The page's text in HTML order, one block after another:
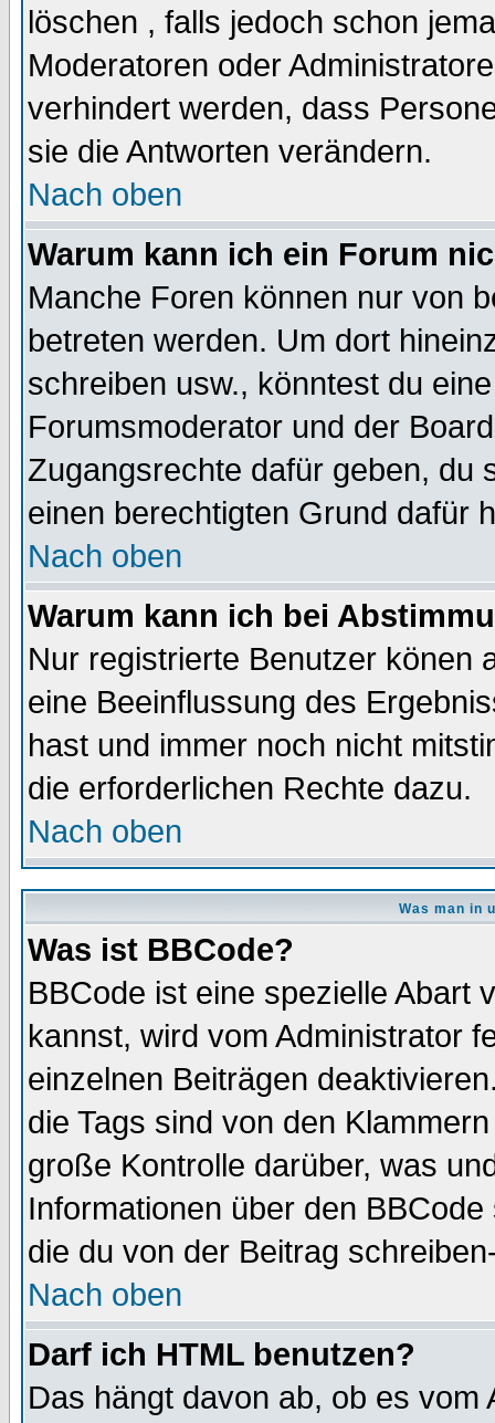
löschen , falls jedoch schon
Moderatoren oder
verhindert werden, dass
sie die Antworten verändern.
Nach oben
Warum kann ich ein Forum
Manche Foren können nur von
betreten werden. Um dort
schreiben usw., könntest du
Forumsmoderator und der
Zugangsrechte dafür geben, du
einen berechtigten Grund dafür
Nach oben
Warum kann ich bei
Nur registrierte Benutzer könen
eine Beeinflussung des
hast und immer noch nicht
die erforderlichen Rechte dazu.
Nach oben
Was man in
Was ist BBCode?
BBCode ist eine spezielle Abart
kannst, wird vom Administrator
einzelnen Beiträgen
die Tags sind von den
große Kontrolle darüber, was
Informationen über den
die du von der Beitrag
Nach oben
Darf ich HTML benutzen?
Das hängt davon ab, ob es